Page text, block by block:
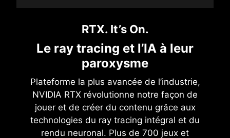
RTX. It’s On.
Le ray tracing et l’IA à leur
paroxysme
Plateforme la plus avancée de l’industrie,
NVIDIA RTX révolutionne notre façon de
jouer et de créer du contenu grâce aux
technologies du ray tracing intégral et du
rendu neuronal. Plus de 700 jeux et